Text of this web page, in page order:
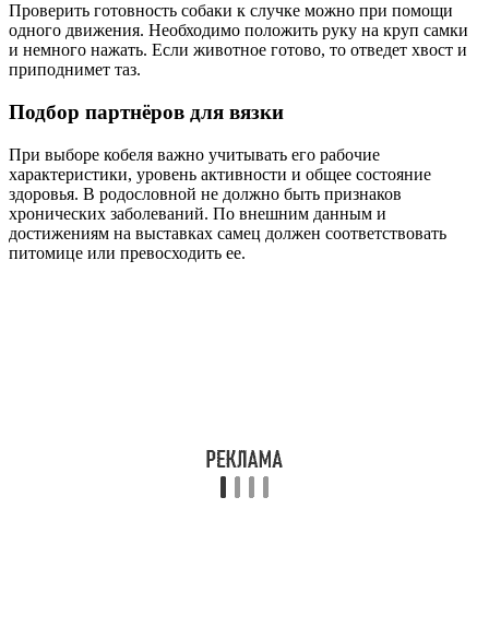
Проверить готовность собаки к случке можно при помощи
одного движения. Необходимо положить руку на круп самки
и немного нажать. Если животное готово, то отведет хвост и
приподнимет таз.
Подбор партнёров для вязки
При выборе кобеля важно учитывать его рабочие
характеристики, уровень активности и общее состояние
здоровья. В родословной не должно быть признаков
хронических заболеваний. По внешним данным и
достижениям на выставках самец должен соответствовать
питомице или превосходить ее.